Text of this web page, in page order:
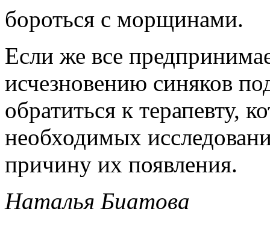
бороться с морщинами.
Если же все
исчезновению синяков
обратиться к терапевту,
необходимых
причину их появления.
Наталья Биатова